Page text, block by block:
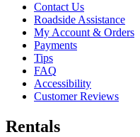
Contact Us
Roadside Assistance
My Account & Orders
Payments
Tips
FAQ
Accessibility
Customer Reviews
Rentals